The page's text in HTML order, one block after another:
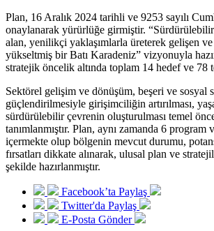
Plan, 16 Aralık 2024 tarihli ve 9253 sayılı
onaylanarak yürürlüğe girmiştir. “Sürdürülebilir
alan, yenilikçi yaklaşımlarla üreterek gelişen
yükseltmiş bir Batı Karadeniz” vizyonuyla
stratejik öncelik altında toplam 14 hedef ve 78
Sektörel gelişim ve dönüşüm, beşeri ve sosyal
güçlendirilmesiyle girişimciliğin artırılması,
sürdürülebilir çevrenin oluşturulması temel
tanımlanmıştır. Plan, aynı zamanda 6
içermekte olup bölgenin mevcut durumu,
fırsatları dikkate alınarak, ulusal plan ve
şekilde hazırlanmıştır.
Facebook’ta Paylaş
Twitter'da Paylaş
E-Posta Gönder